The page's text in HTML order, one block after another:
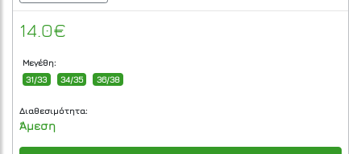
14.0€
Μεγέθη:
31/33
34/35 36/38
Διαθεσιμότητα:
Άμεση